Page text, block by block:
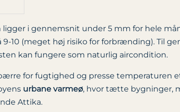
i gennemsnit under 5 mm for hele
10 (meget høj risiko for forbrænding). Til
kan fungere som naturlig aircondition.
for fugtighed og presse temperaturen
urbane varmeø, hvor tætte bygninger,
Attika.